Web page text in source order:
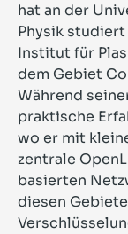
hat an der
Physik
Institut für
dem Gebiet
Während
praktische
wo er mit
zentrale
basierten
diesen